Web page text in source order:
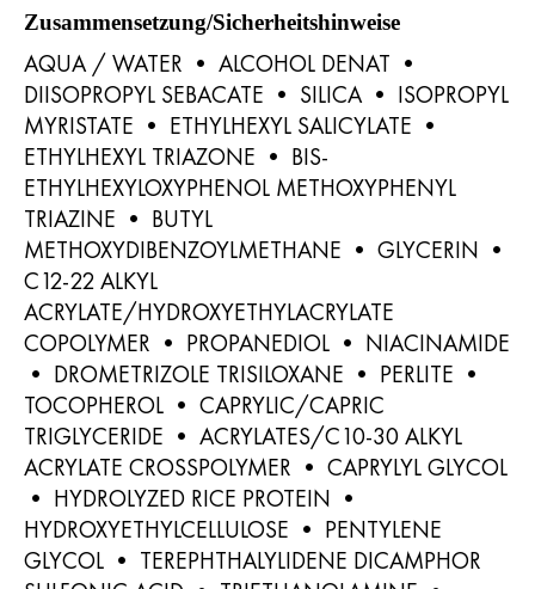
Zusammensetzung/Sicherheitshinweise
AQUA / WATER • ALCOHOL DENAT •
DIISOPROPYL SEBACATE • SILICA • ISOPROPYL
MYRISTATE • ETHYLHEXYL SALICYLATE •
ETHYLHEXYL TRIAZONE • BIS-
ETHYLHEXYLOXYPHENOL METHOXYPHENYL
TRIAZINE • BUTYL
METHOXYDIBENZOYLMETHANE • GLYCERIN •
C12-22 ALKYL
ACRYLATE/HYDROXYETHYLACRYLATE
COPOLYMER • PROPANEDIOL • NIACINAMIDE
• DROMETRIZOLE TRISILOXANE • PERLITE •
TOCOPHEROL • CAPRYLIC/CAPRIC
TRIGLYCERIDE • ACRYLATES/C10-30 ALKYL
ACRYLATE CROSSPOLYMER • CAPRYLYL GLYCOL
• HYDROLYZED RICE PROTEIN •
HYDROXYETHYLCELLULOSE • PENTYLENE
GLYCOL • TEREPHTHALYLIDENE DICAMPHOR